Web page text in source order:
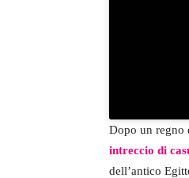
Dopo un regno
intreccio di
dell’antico